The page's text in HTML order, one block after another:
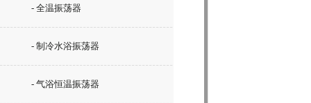
- 全温振荡器
- 制冷水浴振荡器
- 气浴恒温振荡器